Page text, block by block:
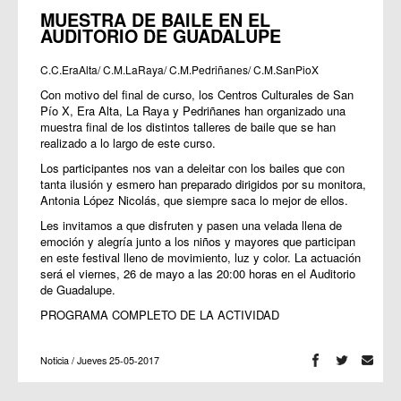
MUESTRA DE BAILE EN EL
AUDITORIO DE GUADALUPE
C.C.EraAlta/ C.M.LaRaya/ C.M.Pedriñanes/ C.M.SanPioX
Con motivo del final de curso, los Centros Culturales de San
Pío X, Era Alta, La Raya y Pedriñanes han organizado una
muestra final de los distintos talleres de baile que se han
realizado a lo largo de este curso.
Los participantes nos van a deleitar con los bailes que con
tanta ilusión y esmero han preparado dirigidos por su monitora,
Antonia López Nicolás, que siempre saca lo mejor de ellos.
Les invitamos a que disfruten y pasen una velada llena de
emoción y alegría junto a los niños y mayores que participan
en este festival lleno de movimiento, luz y color. La actuación
será el viernes, 26 de mayo a las 20:00 horas en el Auditorio
de Guadalupe.
PROGRAMA COMPLETO DE LA ACTIVIDAD
Noticia / Jueves 25-05-2017